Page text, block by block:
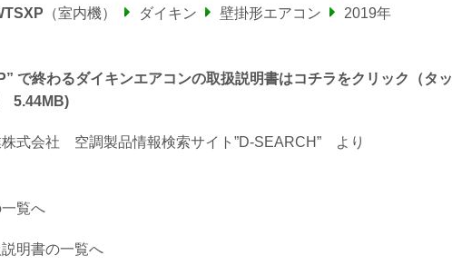
（室内機） ダイキン 壁掛形エアコン 2019年
で終わるダイキンエアコンの取扱説明書はコチラをクリック（タッ
5.44MB)
株式会社 空調製品情報検索サイト”D-SEARCH” より
覧へ
明書の一覧へ